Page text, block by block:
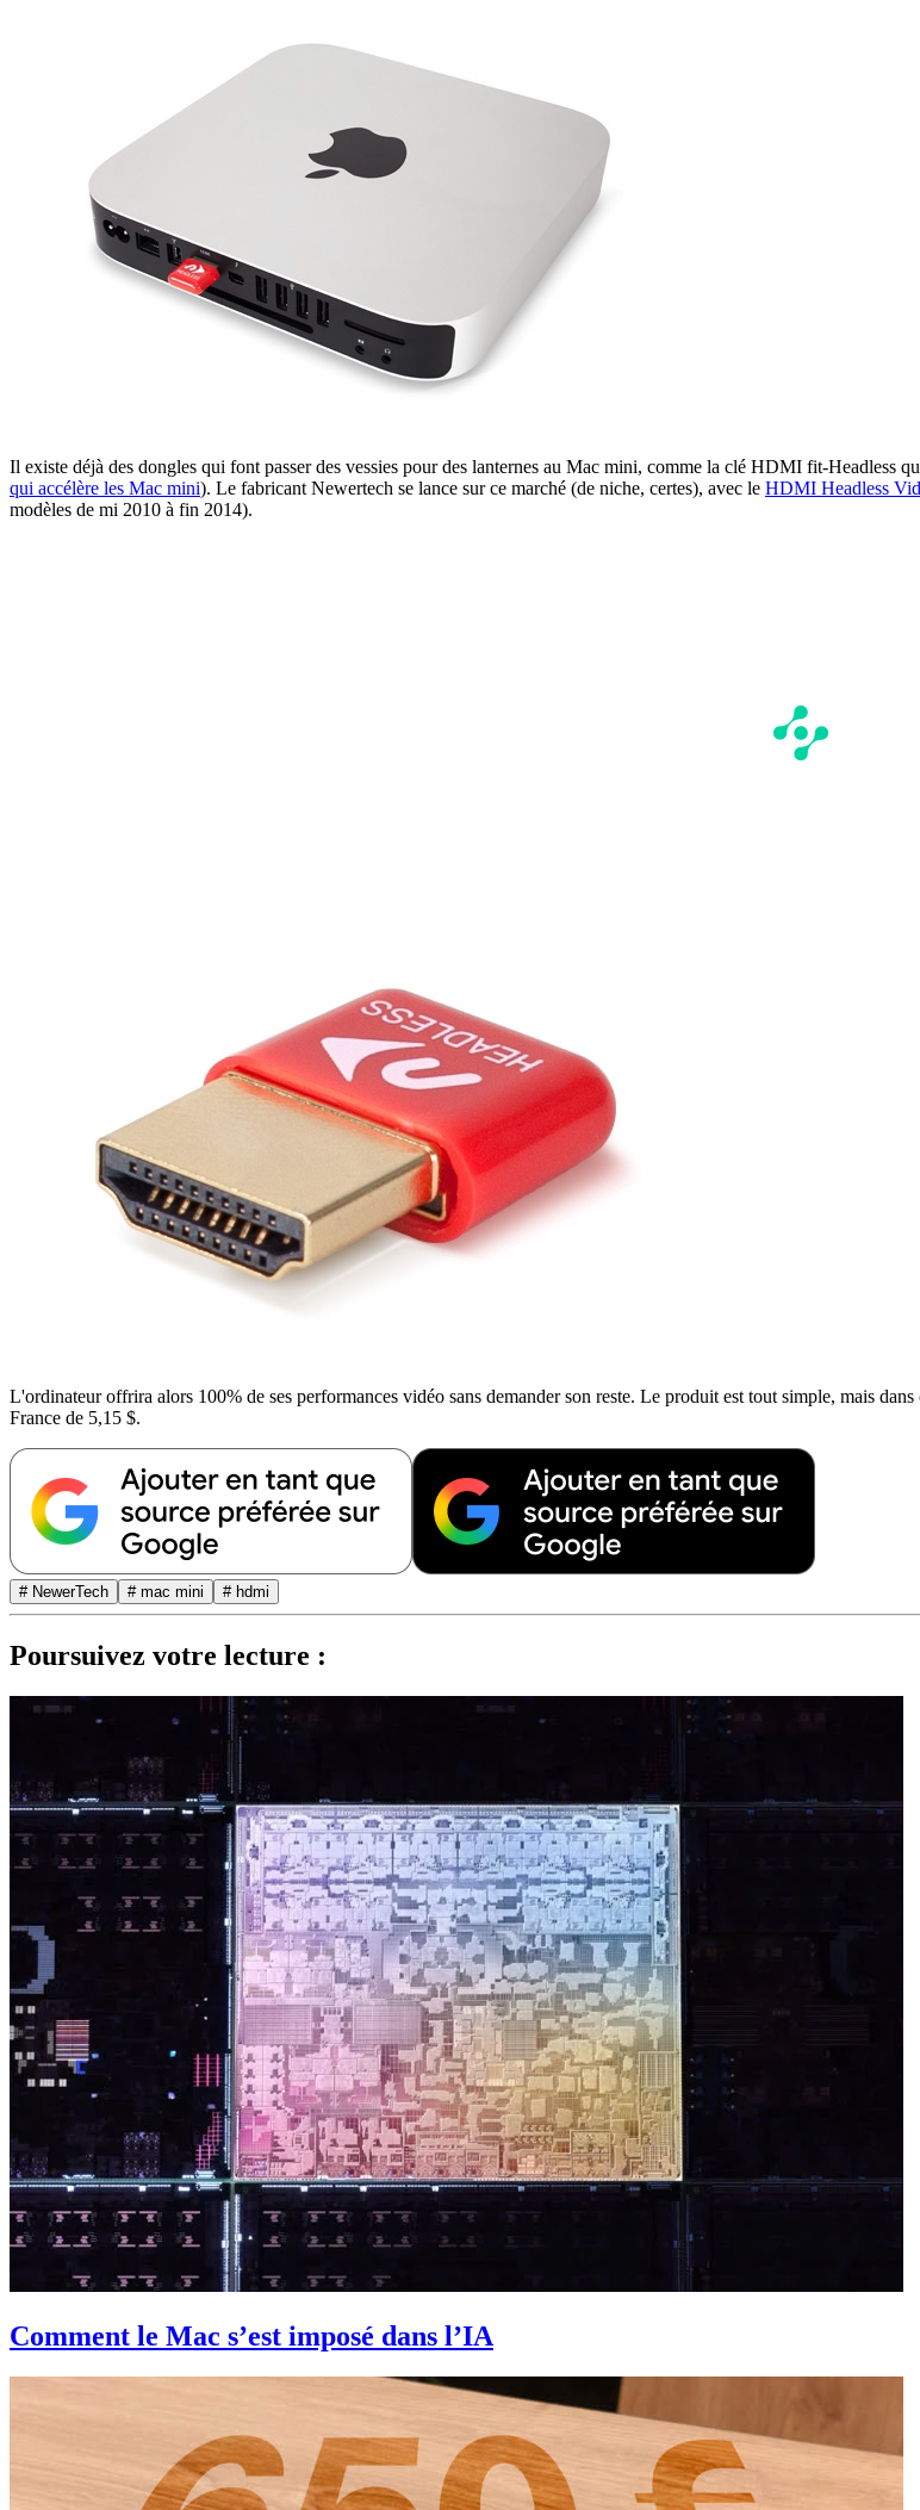
Il existe déjà des dongles qui font passer des vessies pour des lanternes au Mac mini, comme la clé HDMI fit-Headless
qui accélère les Mac mini). Le fabricant Newertech se lance sur ce marché (de niche, certes), avec le HDMI Headless
modèles de mi 2010 à fin 2014).
L'ordinateur offrira alors 100% de ses performances vidéo sans demander son reste. Le produit est tout simple, mais
France de 5,15 $.
# NewerTech # mac mini # hdmi
Poursuivez votre lecture :
Comment le Mac s’est imposé dans l’IA